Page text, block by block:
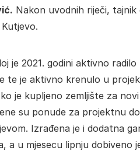
Nakon uvodnih riječi,
je 2021. godini aktivno
te je aktivno krenulo u
je kupljeno zemljište za
su ponude za projektnu
Izrađena je i dodatna
a u mjesecu lipnju dobiveno